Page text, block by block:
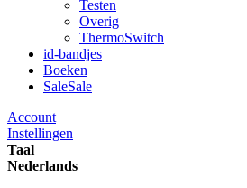
Testen
Overig
ThermoSwitch
id-bandjes
Boeken
SaleSale
Account
Instellingen
Taal
Nederlands